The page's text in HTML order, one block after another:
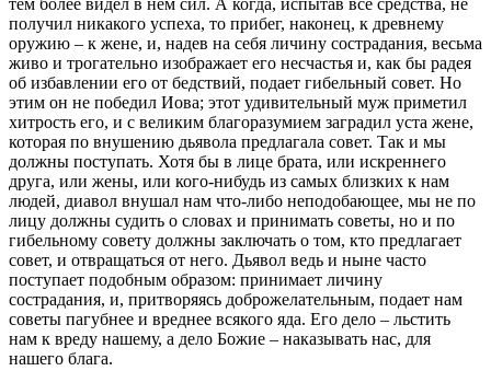
получил никакого успеха, то прибег, наконец, к древнему
оружию – к жене, и, надев на себя личину сострадания, весьма
живо и трогательно изображает его несчастья и, как бы радея
об избавлении его от бедствий, подает гибельный совет. Но
этим он не победил Иова; этот удивительный муж приметил
хитрость его, и с великим благоразумием заградил уста жене,
которая по внушению дьявола предлагала совет. Так и мы
должны поступать. Хотя бы в лице брата, или искреннего
друга, или жены, или кого-нибудь из самых близких к нам
людей, диавол внушал нам что-либо неподобающее, мы не по
лицу должны судить о словах и принимать советы, но и по
гибельному совету должны заключать о том, кто предлагает
совет, и отвращаться от него. Дьявол ведь и ныне часто
поступает подобным образом: принимает личину
сострадания, и, притворяясь доброжелательным, подает нам
советы пагубнее и вреднее всякого яда. Его дело – льстить
нам к вреду нашему, а дело Божие – наказывать нас, для
нашего блага.